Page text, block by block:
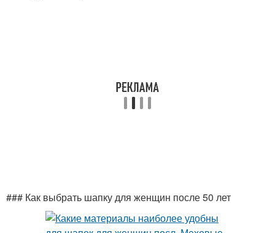
### Как выбрать шапку для женщин после 50 лет